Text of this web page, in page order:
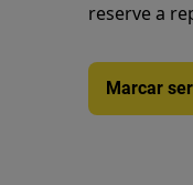
reserve a
Marcar